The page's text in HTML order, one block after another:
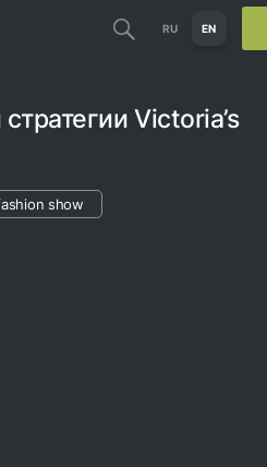
RU EN
Victoria’s
show